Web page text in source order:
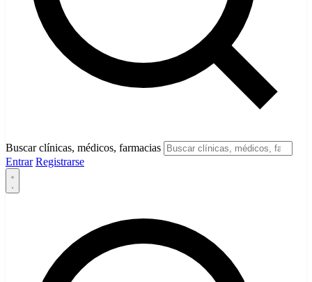
Buscar clínicas, médicos, farmacias
Entrar Registrarse